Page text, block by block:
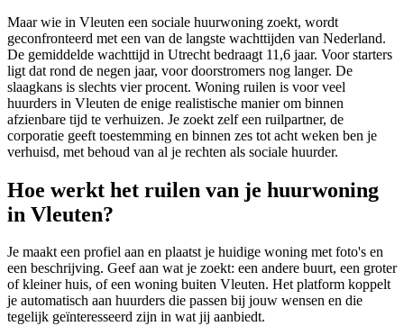
Maar wie in Vleuten een sociale huurwoning zoekt, wordt
geconfronteerd met een van de langste wachttijden van Nederland.
De gemiddelde wachttijd in Utrecht bedraagt 11,6 jaar. Voor starters
ligt dat rond de negen jaar, voor doorstromers nog langer. De
slaagkans is slechts vier procent. Woning ruilen is voor veel
huurders in Vleuten de enige realistische manier om binnen
afzienbare tijd te verhuizen. Je zoekt zelf een ruilpartner, de
corporatie geeft toestemming en binnen zes tot acht weken ben je
verhuisd, met behoud van al je rechten als sociale huurder.
Hoe werkt het ruilen van je huurwoning
in Vleuten?
Je maakt een profiel aan en plaatst je huidige woning met foto's en
een beschrijving. Geef aan wat je zoekt: een andere buurt, een groter
of kleiner huis, of een woning buiten Vleuten. Het platform koppelt
je automatisch aan huurders die passen bij jouw wensen en die
tegelijk geïnteresseerd zijn in wat jij aanbiedt.